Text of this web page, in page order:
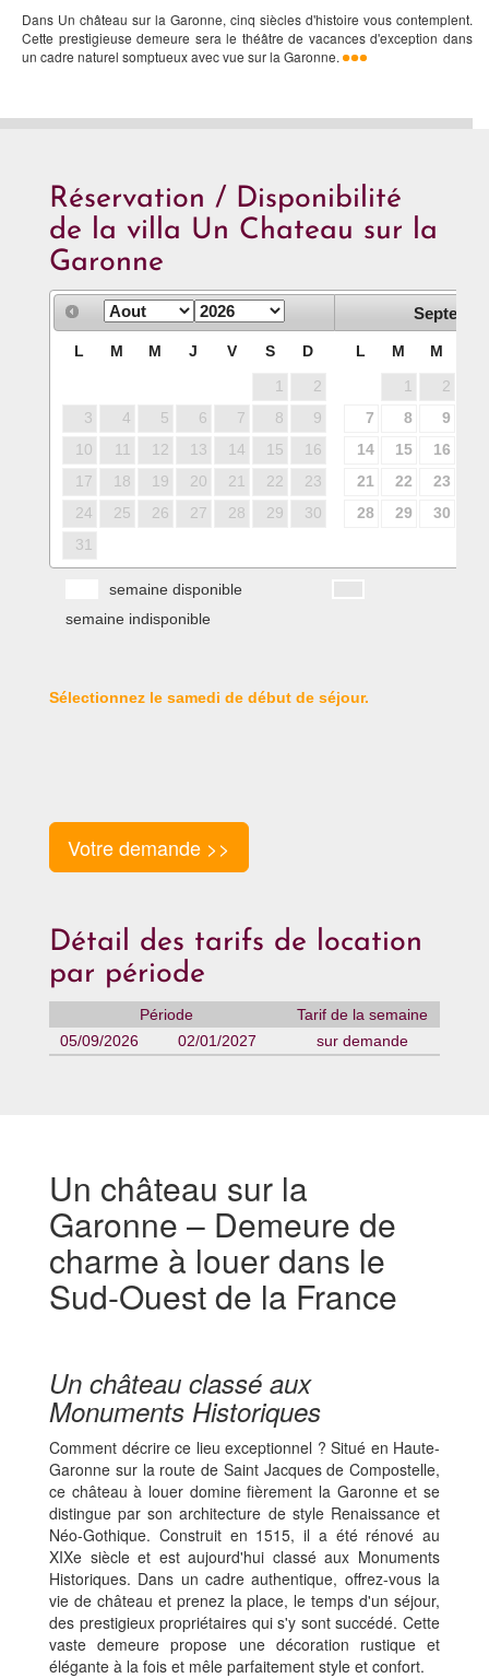
Dans Un château sur la Garonne, cinq siècles d'histoire vous contemplent.
Cette prestigieuse demeure sera le théâtre de vacances d'exception dans
un cadre naturel somptueux avec vue sur la Garonne.
Réservation / Disponibilité
de la villa Un Chateau sur la
Garonne
L M M J V S D
1
2
3
4 5 6 7 8
9
10
11 12 13 14 15
16
17
18 19 20 21 22
23
24
25 26 27 28 29
30
31
L M M
1 2
7
8 9
14
15 16
21
22 23
28
29 30
semaine disponible
semaine indisponible
Sélectionnez le samedi de début de séjour.
Votre demande >>
Détail des tarifs de location
par période
Période
Tarif de la semaine
05/09/2026
02/01/2027 sur demande
Un château sur la
Garonne – Demeure de
charme à louer dans le
Sud-Ouest de la France
Un château classé aux
Monuments Historiques
Comment décrire ce lieu exceptionnel ? Situé en Haute-
Garonne sur la route de Saint Jacques de Compostelle,
ce château à louer domine fièrement la Garonne et se
distingue par son architecture de style Renaissance et
Néo-Gothique. Construit en 1515, il a été rénové au
XIXe siècle et est aujourd'hui classé aux Monuments
Historiques. Dans un cadre authentique, offrez-vous la
vie de château et prenez la place, le temps d'un séjour,
des prestigieux propriétaires qui s'y sont succédé. Cette
vaste demeure propose une décoration rustique et
élégante à la fois et mêle parfaitement style et confort.